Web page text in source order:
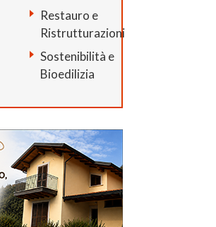
Restauro e
Ristrutturazioni
Sostenibilità e
Bioedilizia